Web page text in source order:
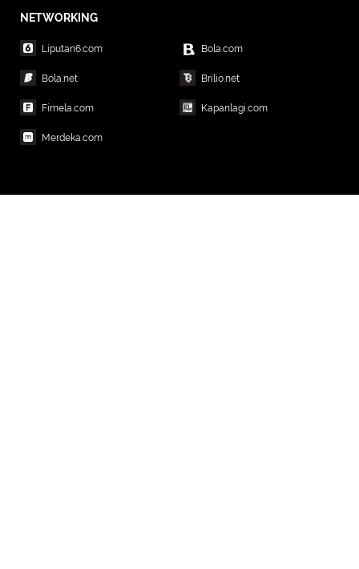
NETWORKING
Liputan6.com Bola.com
Bola.net Brilio.net
Fimela.com Kapanlagi.com
Merdeka.com